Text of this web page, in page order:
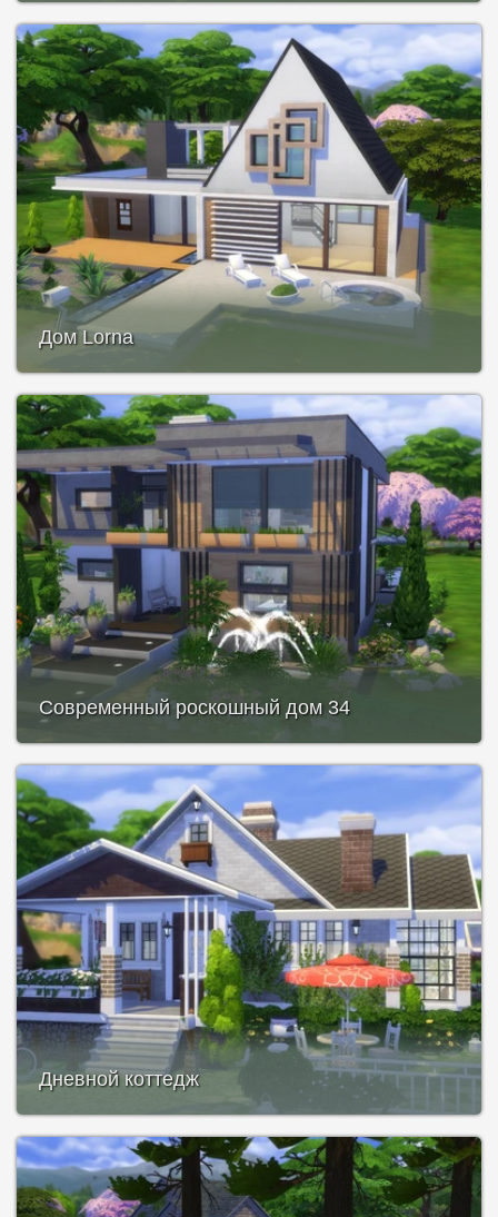
Дом Lorna
Современный роскошный дом 34
Дневной коттедж